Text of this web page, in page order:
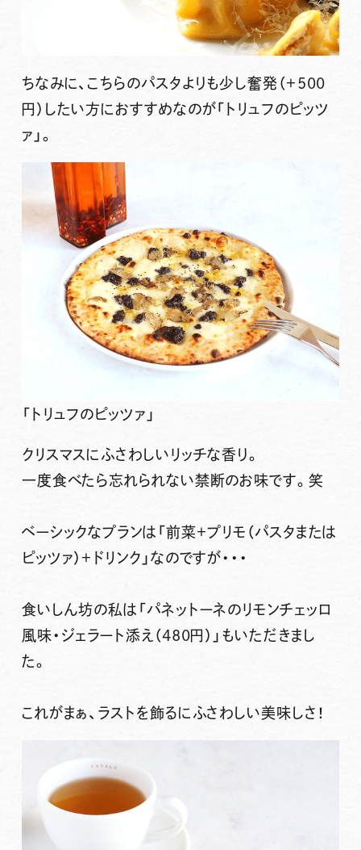
ちなみに、こちらのパスタよりも少し奮発（＋500
円）したい方におすすめなのが「トリュフのピッツ
ァ」 。
「トリュフのピッツァ」
クリスマスにふさわしいリッチな香り。
一度食べたら忘れられない禁断のお味です。笑
ベーシックなプランは「前菜＋プリモ（パスタまたは
ピッツァ）＋ドリンク」なのですが・・・
食いしん坊の私は 「パネットーネのリモンチェッロ
風味・ジェラート添え（480円）」 もいただきまし
た。
これがまぁ、ラストを飾るにふさわしい美味しさ！